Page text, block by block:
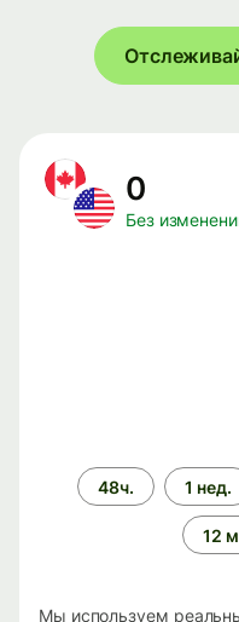
0
Без
Период
времени
48ч. 1 нед.
12
Мы используем